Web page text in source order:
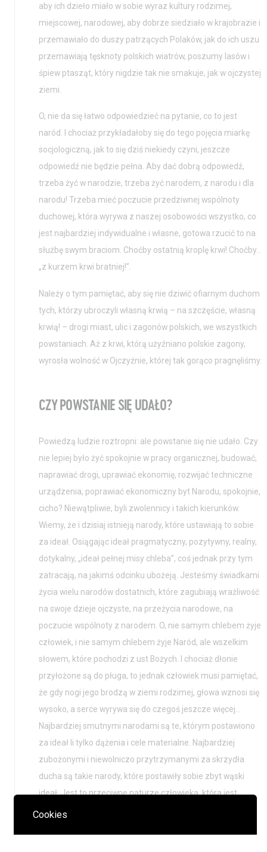
aby ich dzieło miało w sobie wyraz kultury rodzimej,
miejscowej, narodowej, aby dobrze siedziało w krajobrazie i
przemawiało do duszy patrzących Polaków, jak do ich uszu
przemawiają tęsknoty polskich wiatrów, poszumy lasów i
śpiew ptasząt, który nigdzie tak nie smakuje, jak w ojczystej
ziemi.
O, nie da się łatwo odpowiedzieć na pytanie, co to jest
naród. I chociaż przykładałoby się do tego pojęcia miarkę
socjologiczną, jak to się dziś niekiedy czyni, jeszcze
odpowiedź nie będzie pełna. Aby dać dobrą odpowiedź,
trzeba żyć w narodzie, trzeba żyć narodem, z narodu i dla
narodu! Trzeba mieć poczucie przedziwnej wspólnoty
duchowej, która wyrywa z naszej osobowości wszystko, co
jest najbardziej indywidualne i własne, gotowa rzucić to na
służbę swym braciom. Choćby ostatnią kroplę krwi! Choćby…
„z kurzem krwi bratniej!”.
Należy o tym pamiętać, aby się nie dziwić ofiarnym duchom
tych, którzy ubroczyli własną krwią – na szczęście, własną
krwią! – drogi miast, ulic i zagonów polskich, we wszystkich
powstaniach. Aż z krwi, którą użyźniano polskie zagony,
wyrosła wolność w Ojczyźnie, której tak gorąco pragnęliśmy.
CZY POWSTANIE SIĘ UDAŁO?
Powiedzą ludzie roztropni: ale powstanie się nie udało. Czy
nie lepiej było żyć spokojnie w pracy organicznej, budować,
naprawiać drogi, uprawiać ekonomię, rozwijać techniczne
urządzenia, poprawiać ekonomiczny byt Narodu, spokojnie,
cicho? Niewątpliwie, byli zwolennicy i takich kierunków.
Wiemy, że i dzisiaj istnieją narody, które ustawiają to sobie
za ideał. Osiągając ideał pragmatyczny, pozytywny, realny,
dotykalny, „ideał pełnej misy chleba”, coś jednak przy tym
zatracają, na jakimś odcinku ubożeją. Jesteśmy świadkami
życia wielu narodów dostatnich, które zagubiają wrażliwość
na swoje dzieje ojczyste, na przeżycia narodowe, na
poczucie wspólnoty z narodem. O, nie samym chlebem żyje
człowiek, i nie samym chlebem żyje Naród, ale wszelkim
słowem, które pochodzi z ust Bożych. I chociaż dłonie
przyłożone są do pługa, to jednak człowiek musi pamiętać,
że gdy nogi jego brodzą w ziemi rodzimej, głowa wznosi się
wysoko, a serce wyrywa się do czegoś jeszcze więcej…
Najbardziej smutnymi narodami są te, którym postawiono
za ideał li tylko dążenia i cele materialne. Najbardziej
zubożonymi i niewolniczo przytrzymanymi za skrzydła
ducha są takie narody, które postawiły sobie zbyt wąski
ideał. Jest to przeciwne naturze człowieka, która jest
bardzo wszechstronna; jest to przeciwko duchowości
Cookies